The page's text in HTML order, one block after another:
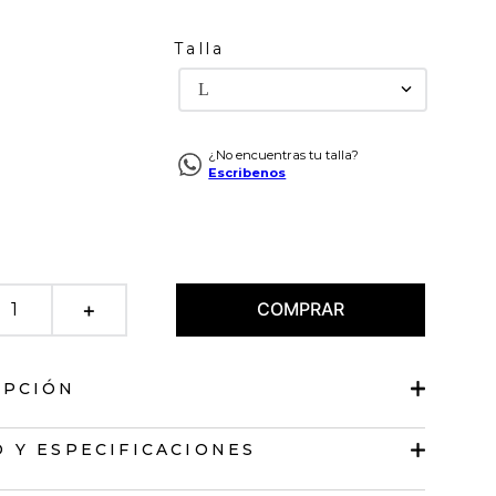
Talla
L
¿No encuentras tu talla?
Escribenos
＋ COMPRAR
Y ESPECIFICACIONES